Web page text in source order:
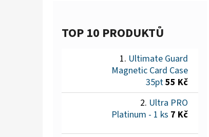
TOP 10 PRODUKTŮ
Ultimate Guard
Magnetic Card Case
35pt55 Kč
Ultra PRO
Platinum - 1 ks 7 Kč